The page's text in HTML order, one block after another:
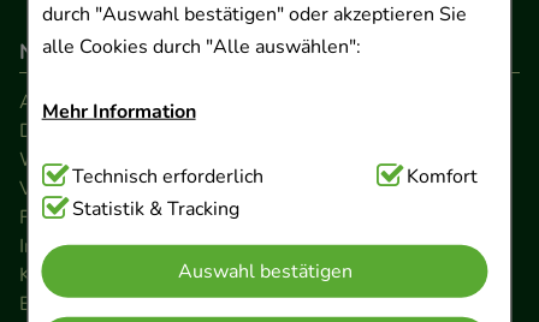
durch "Auswahl bestätigen" oder akzeptieren Sie
alle Cookies durch "Alle auswählen":
Mehr Information
Technisch Notwendig:Hierbei handelt es sich um
Cookies, die für die Grundfunktionen unserer
Website notwendig sind (z.B. Navigation,
Warenkorb, Kundenkonto), weshalb auf diese nicht
verzichtet werden kann.
Technisch erforderlich
Komfort
Statistik & Tracking
Auswahl bestätigen
Navigation
AGB
Datenschutz
Widerrufsrecht
Versandkosten
FAQ
Impressum
Kontakt
Barrierefreiheitserklärung